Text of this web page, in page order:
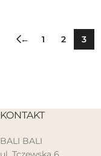
← 1 2 3
KONTAKT
BALI BALI